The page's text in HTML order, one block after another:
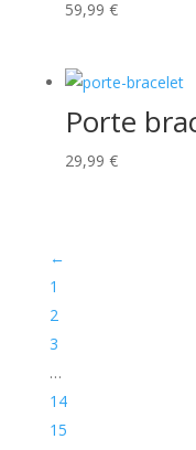
59,99 €
Porte
29,99 €
←
1
2
3
…
14
15